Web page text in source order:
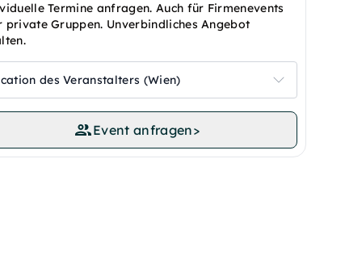
Termine anfragen. Auch für Firmenevents
private Gruppen. Unverbindliches Angebot
des Veranstalters (Wien)
Event anfragen>